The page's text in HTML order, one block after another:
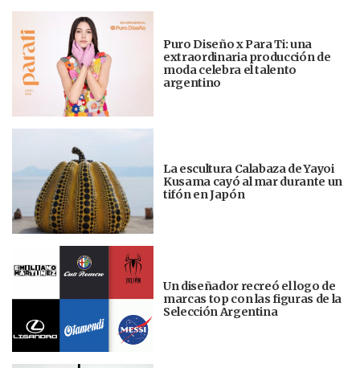
Puro Diseño x Para Ti: una
extraordinaria producción de
moda celebra el talento
argentino
La escultura Calabaza de Yayoi
Kusama cayó al mar durante un
tifón en Japón
Un diseñador recreó el logo de
marcas top con las figuras de la
Selección Argentina